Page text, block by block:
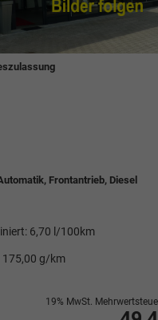
Frontantrieb, Diesel
6,70 l/100km
175,00 g/km
19% MwSt.